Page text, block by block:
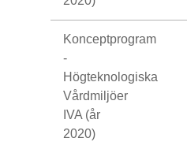
Konceptprogram
-
Högteknologiska
Vårdmiljöer
IVA (år
2020)